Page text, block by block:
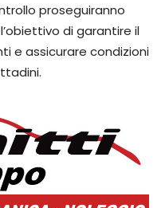
proseguiranno
di garantire il
e assicurare condizioni